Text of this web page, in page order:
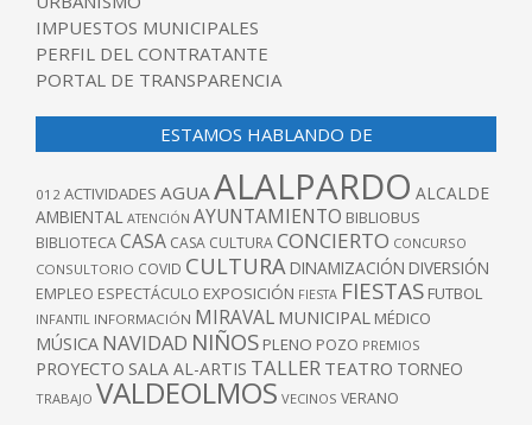
IMPUESTOS MUNICIPALES
PERFIL DEL CONTRATANTE
PORTAL DE TRANSPARENCIA
ESTAMOS HABLANDO DE
012 ACTIVIDADES AGUA ALALPARDO ALCALDE
AMBIENTAL ATENCIÓN AYUNTAMIENTO BIBLIOBUS
BIBLIOTECACASA CASA CULTURACONCIERTO CONCURSO
CONSULTORIO COVID CULTURA DINAMIZACIÓN DIVERSIÓN
EMPLEO ESPECTÁCULO EXPOSICIÓN FIESTA FIESTAS FUTBOL
INFANTIL INFORMACIÓN MIRAVAL MUNICIPAL MÉDICO
MÚSICA NAVIDAD NIÑOS PLENO POZO PREMIOS
PROYECTO SALA AL-ARTIS TALLER TEATRO TORNEO
TRABAJO VALDEOLMOS VECINOS VERANO